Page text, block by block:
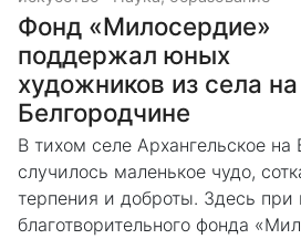
Фонд «Милосердие»
поддержал юных
художников из села на
Белгородчине
В тихом селе Архангельское на
случилось маленькое чудо,
терпения и доброты. Здесь
благотворительного фонда